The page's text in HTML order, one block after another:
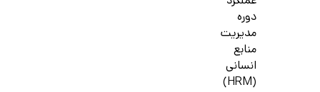
دوره
مدیریت
منابع
انسانی
(HRM)